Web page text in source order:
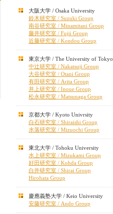
大阪大学 / Osaka University
鈴木研究室 / Suzuki Group
南谷研究室 / Minamitani Group
藤井研究室 / Fujii Group
近藤研究室 / Kondou Group
東京大学 / The University of Tokyo
中辻研究室 / Nakatsuji Group
大谷研究室 / Otani Group
有田研究室 / Arita Group
井上研究室 / Inoue Group
松永研究室 / Matsunaga Group
京都大学 / Kyoto Univrsity
白石研究室 / Shiraishi Group
水落研究室 / Mizuochi Group
東北大学 / Tohoku University
水上研究室 / Mizukami Group
好田研究室 / Kohda Group
白井研究室 / Shirai Group
Hirohata Group
慶應義塾大学 / Keio University
安藤研究室 / Ando Group